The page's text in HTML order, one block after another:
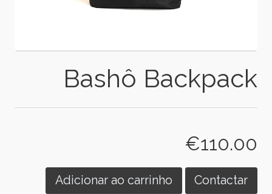
Bashô Backpack
€110.00
Adicionar ao carrinho Contactar